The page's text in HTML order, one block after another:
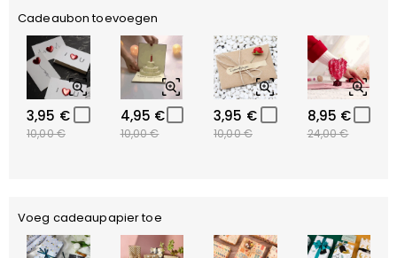
Cadeaubon toevoegen
3,95 €
10,00 €
4,95 €
10,00 €
3,95 €
10,00 €
8,95 €
24,00 €
Voeg cadeaupapier toe